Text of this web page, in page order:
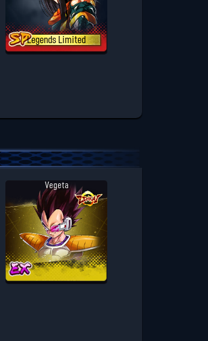
Legends Limited
Vegeta